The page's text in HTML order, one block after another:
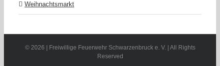
Weihnachtsmarkt
© 2026 | Freiwillige Feuerwehr Schwarzenbruck e. V. | All Rights
Reserved